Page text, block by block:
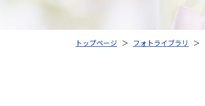
トップページ ＞ フォトライブラリ ＞